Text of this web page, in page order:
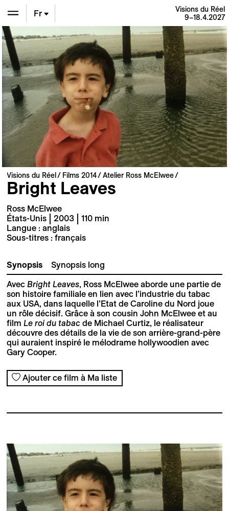
En
De
Fr
Visions du Réel
9–18.4.2027
Visions du Réel Films 2014 Atelier Ross McElwee
Bright Leaves
Ross McElwee
États-Unis | 2003 | 110 min
Langue : anglais
Sous-titres : français
Synopsis Synopsis long
Avec Bright Leaves, Ross McElwee aborde une partie de
son histoire familiale en lien avec l’industrie du tabac
aux USA, dans laquelle l’Etat de Caroline du Nord joue
un rôle décisif. Grâce à son cousin John McElwee et au
film Le roi du tabacde Michael Curtiz, le réalisateur
découvre des détails de la vie de son arrière-grand-père
qui auraient inspiré le mélodrame hollywoodien avec
Gary Cooper.
Ajouter ce film à Ma liste